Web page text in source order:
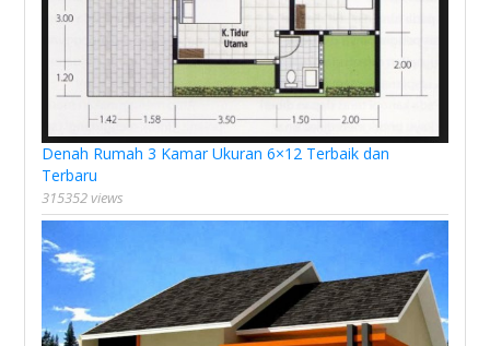
Denah Rumah 3 Kamar Ukuran 6×12 Terbaik dan
Terbaru
315352 views